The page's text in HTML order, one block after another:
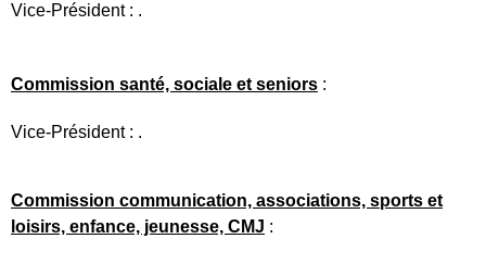
Vice-Président : .
Commission santé, sociale et seniors :
Vice-Président : .
Commission communication, associations, sports et
loisirs, enfance, jeunesse, CMJ :